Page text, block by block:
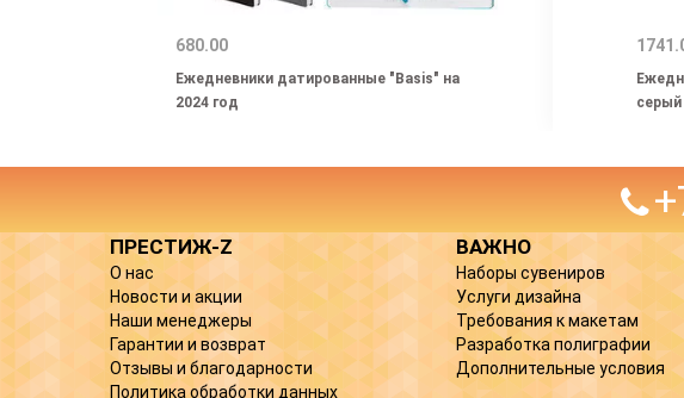
680.00
Ежедневники датированные "Basis" на
2024 год
серый
ПРЕСТИЖ-Z
О нас
Новости и акции
Наши менеджеры
Гарантии и возврат
Отзывы и благодарности
Политика обработки данных
ВАЖНО
Наборы сувениров
Услуги дизайна
Требования к макетам
Разработка полиграфии
Дополнительные условия